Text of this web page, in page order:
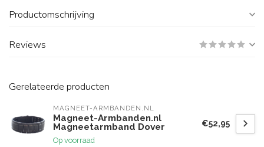
Productomschrijving
Reviews
Gerelateerde producten
MAGNEET-ARMBANDEN.NL
Magneet-Armbanden.nl
Magneetarmband Dover
Op voorraad
€52,95